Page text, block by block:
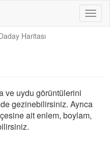
Haritası
ve uydu görüntülerini
gezinebilirsiniz. Ayrıca
ait enlem, boylam,